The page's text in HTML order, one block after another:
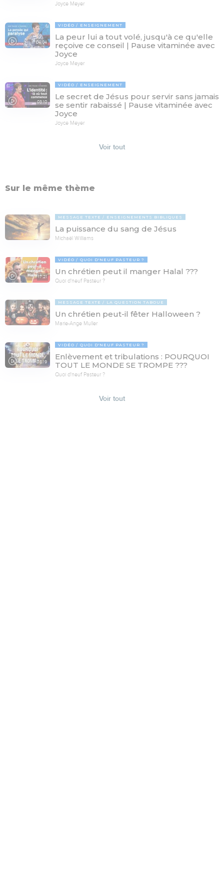
Joyce Meyer
04:04
VIDÉO ENSEIGNEMENT
La peur lui a tout volé, jusqu'à ce qu'elle
reçoive ce conseil | Pause vitaminée avec
Joyce
Joyce Meyer
03:10
VIDÉO ENSEIGNEMENT
Le secret de Jésus pour servir sans jamais
se sentir rabaissé | Pause vitaminée avec
Joyce
Joyce Meyer
Voir tout
Sur le même thème
MESSAGE TEXTE ENSEIGNEMENTS BIBLIQUES
La puissance du sang de Jésus
Michaël Williams
17:21
VIDÉO QUOI D'NEUF PASTEUR ?
Un chrétien peut il manger Halal ???
Quoi d'neuf Pasteur ?
MESSAGE TEXTE LA QUESTION TABOUE
Un chrétien peut-il fêter Halloween ?
Marie-Ange Muller
78:19
VIDÉO QUOI D'NEUF PASTEUR ?
Enlèvement et tribulations : POURQUOI
TOUT LE MONDE SE TROMPE ???
Quoi d'neuf Pasteur ?
Voir tout